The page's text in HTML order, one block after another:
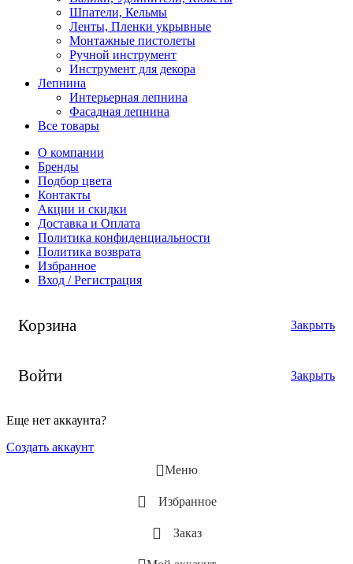
Шпатели, Кельмы
Ленты, Пленки укрывные
Монтажные пистолеты
Ручной инструмент
Инструмент для декора
Лепнина
Интерьерная лепнина
Фасадная лепнина
Все товары
О компании
Бренды
Подбор цвета
Контакты
Акции и скидки
Доставка и Оплата
Политика конфиденциальности
Политика возврата
Избранное
Вход / Регистрация
Корзина Закрыть
Войти Закрыть
Еще нет аккаунта?
Создать аккаунт
Меню
Избранное
Заказ